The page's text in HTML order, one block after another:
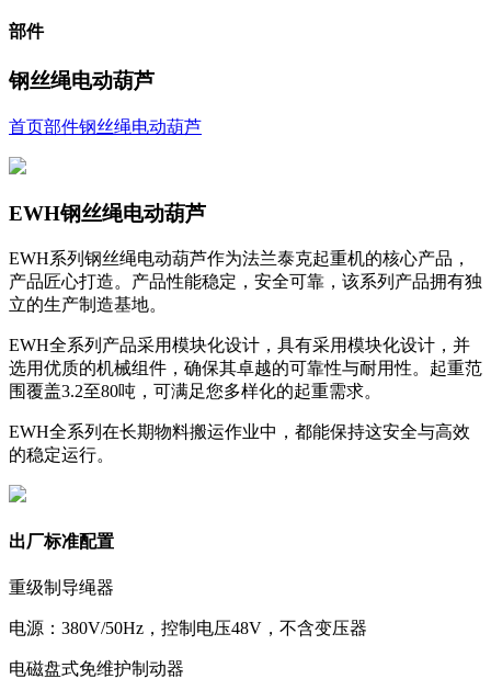
部件
钢丝绳电动葫芦
首页部件钢丝绳电动葫芦
EWH钢丝绳电动葫芦
EWH系列钢丝绳电动葫芦作为法兰泰克起重机的核心产品，
产品匠心打造。产品性能稳定，安全可靠，该系列产品拥有独
立的生产制造基地。
EWH全系列产品采用模块化设计，具有采用模块化设计，并
选用优质的机械组件，确保其卓越的可靠性与耐用性。起重范
围覆盖3.2至80吨，可满足您多样化的起重需求。
EWH全系列在长期物料搬运作业中，都能保持这安全与高效
的稳定运行。
出厂标准配置
重级制导绳器
电源：380V/50Hz，控制电压48V，不含变压器
电磁盘式免维护制动器